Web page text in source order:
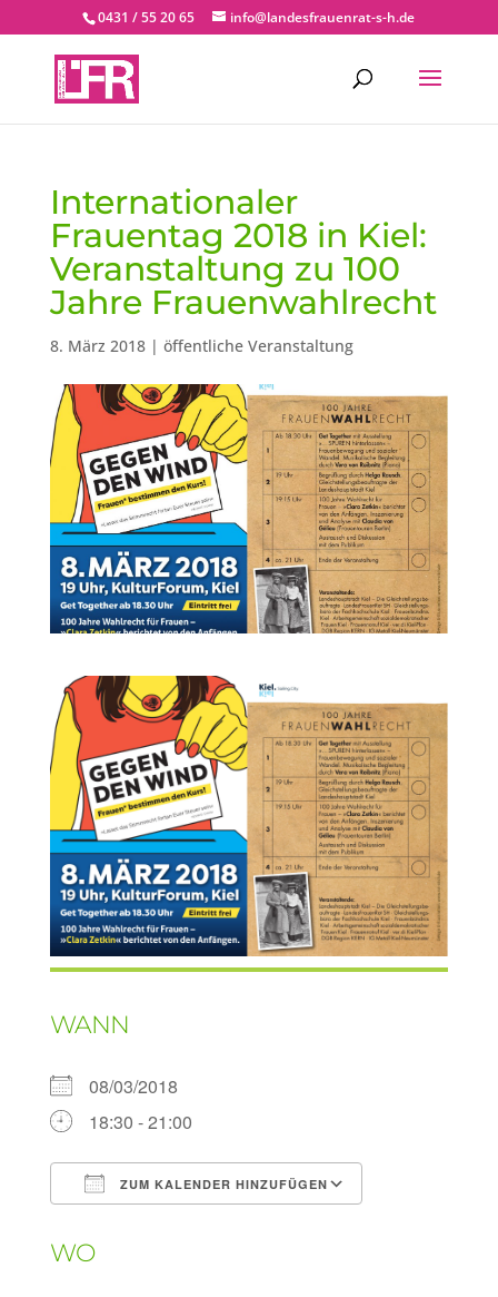
0431 / 55 20 65 info@landesfrauenrat-s-h.de
Internationaler
Frauentag 2018 in Kiel:
Veranstaltung zu 100
Jahre Frauenwahlrecht
8. März 2018| öffentliche Veranstaltung
WANN
08/03/2018
18:30 - 21:00
ZUM KALENDER HINZUFÜGEN
WO